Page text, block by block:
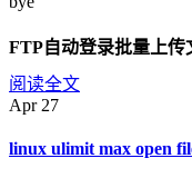
FTP自动登录批量上传
阅读全文
Apr 27
linux ulimit max open